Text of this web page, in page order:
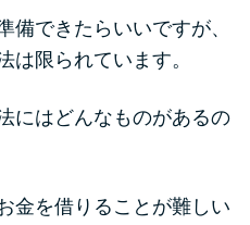
ン診断
ンQ&A
備できたらいいですが、
は限られています。
にはどんなものがあるの
金を借りることが難しい